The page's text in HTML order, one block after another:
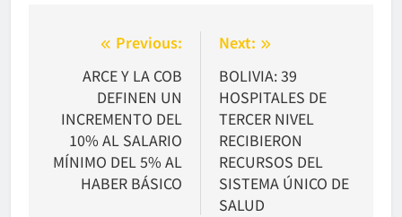
Navegación
entradas
Previous:
ARCE Y LA COB
DEFINEN UN
INCREMENTO DEL
10% AL SALARIO
MÍNIMO DEL 5% AL
HABER BÁSICO
Next:
BOLIVIA: 39
HOSPITALES DE
TERCER NIVEL
RECIBIERON
RECURSOS DEL
SISTEMA ÚNICO DE
SALUD